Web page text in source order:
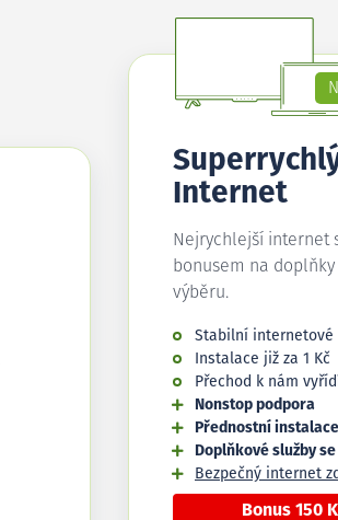
Internet
Nejrychlejší internet
bonusem na
výběru.
Stabilní internetové
Instalace již za 1 Kč
Přechod k nám
Nonstop podpora
Přednostní instalace
Doplňkové služby
Bezpečný internet
Bonus 150